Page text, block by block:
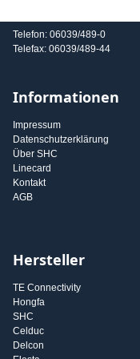
Telefon: 06039/489-0
Telefax: 06039/489-44
Informationen
Impressum
Datenschutzerklärung
Über SHC
Linecard
Kontakt
AGB
Hersteller
TE Connectivity
Hongfa
SHC
Celduc
Delcon